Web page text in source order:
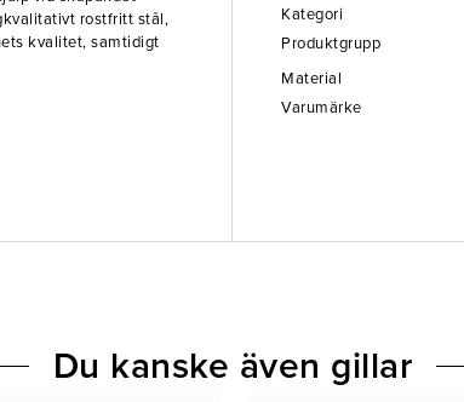
rostfritt stål,
kvalitet, samtidigt
Kategori
Produktgrupp
Material
Varumärke
Du kanske även gillar